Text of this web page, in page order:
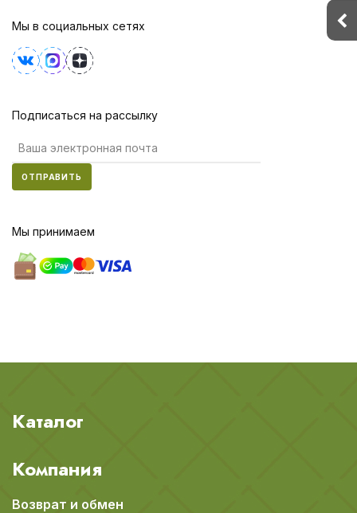
Мы в социальных сетях
Подписаться на рассылку
ОТПРАВИТЬ
Мы принимаем
Каталог
Компания
Возврат и обмен